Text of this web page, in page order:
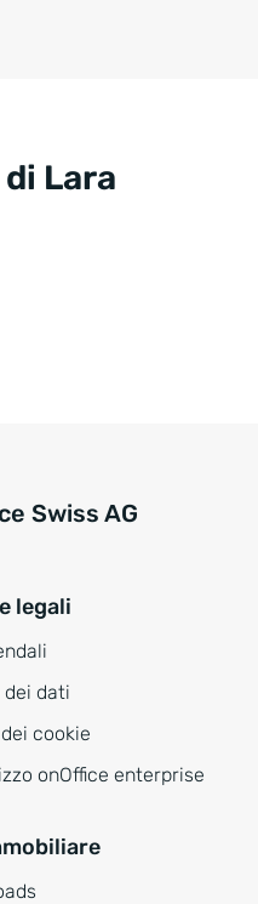
Lara
Swiss AG
legali
dei dati
cookie
onOffice enterprise